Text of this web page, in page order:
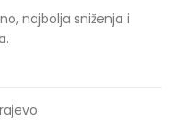
najbolja sniženja i